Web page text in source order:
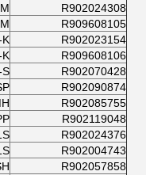
R902024308
R909608105
R902023154
K
R909608106
K
R902070428
S
R902090874
R902085755
R902119048
R902024376
R902004743
R902057858